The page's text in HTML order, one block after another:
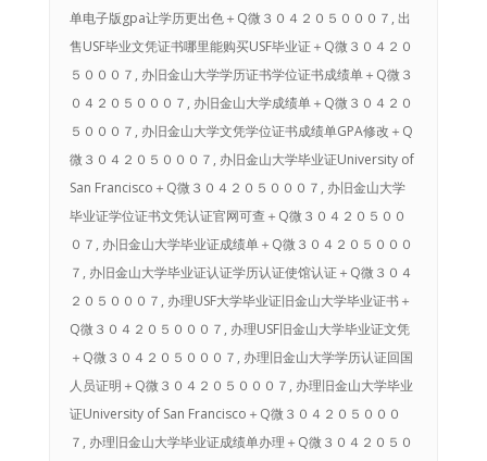
单电子版gpa让学历更出色＋Q微３０４２０５０００７, 出
售USF毕业文凭证书哪里能购买USF毕业证＋Q微３０４２０
５０００７, 办旧金山大学学历证书学位证书成绩单＋Q微３
０４２０５０００７, 办旧金山大学成绩单＋Q微３０４２０
５０００７, 办旧金山大学文凭学位证书成绩单GPA修改＋Q
微３０４２０５０００７, 办旧金山大学毕业证University of
San Francisco＋Q微３０４２０５０００７, 办旧金山大学
毕业证学位证书文凭认证官网可查＋Q微３０４２０５００
０７, 办旧金山大学毕业证成绩单＋Q微３０４２０５０００
７, 办旧金山大学毕业证认证学历认证使馆认证＋Q微３０４
２０５０００７, 办理USF大学毕业证旧金山大学毕业证书＋
Q微３０４２０５０００７, 办理USF旧金山大学毕业证文凭
＋Q微３０４２０５０００７, 办理旧金山大学学历认证回国
人员证明＋Q微３０４２０５０００７, 办理旧金山大学毕业
证University of San Francisco＋Q微３０４２０５０００
７, 办理旧金山大学毕业证成绩单办理＋Q微３０４２０５０